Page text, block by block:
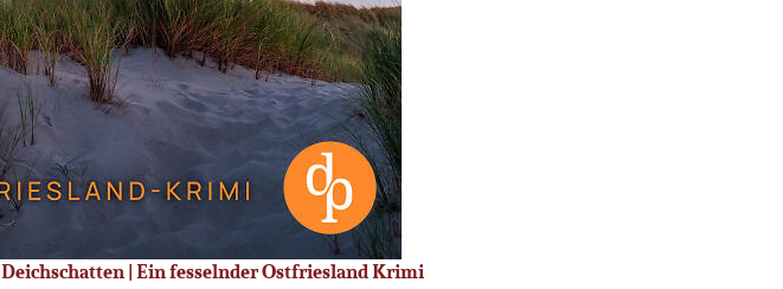
Deichschatten | Ein fesselnder Ostfriesland Krimi